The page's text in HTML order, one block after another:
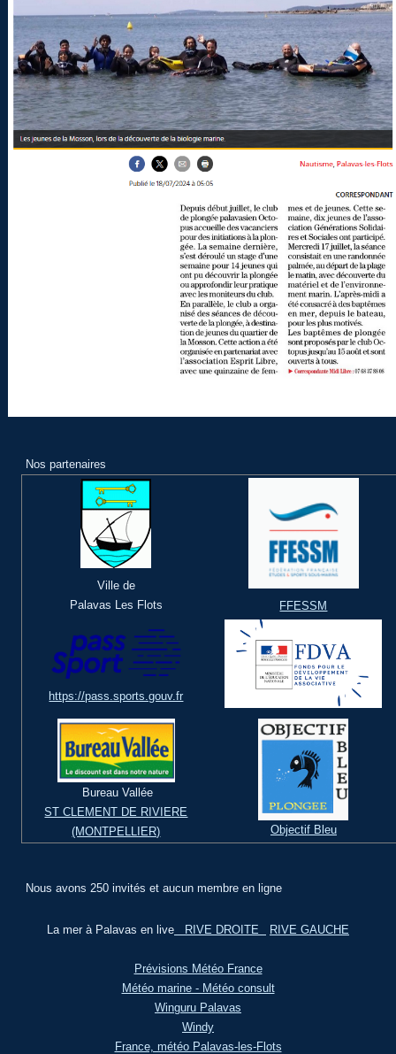
Nos partenaires
Ville de
Palavas Les Flots
FFESSM
https://pass.sports.gouv.fr
Bureau Vallée
ST CLEMENT DE RIVIERE
(MONTPELLIER)
Objectif Bleu
Nous avons 250 invités et aucun membre en ligne
La mer à Palavas en live RIVE DROITE RIVE GAUCHE
Prévisions Météo France
Météo marine - Météo consult
Winguru Palavas
Windy
France, météo Palavas-les-Flots